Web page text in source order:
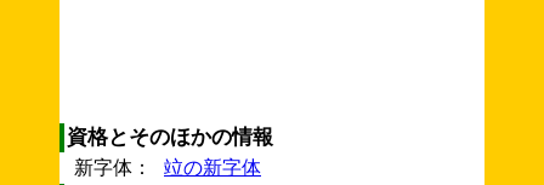
資格とそのほかの情報
新字体： 竝の新字体